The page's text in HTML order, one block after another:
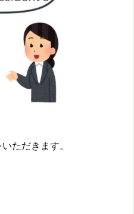
ただきます。